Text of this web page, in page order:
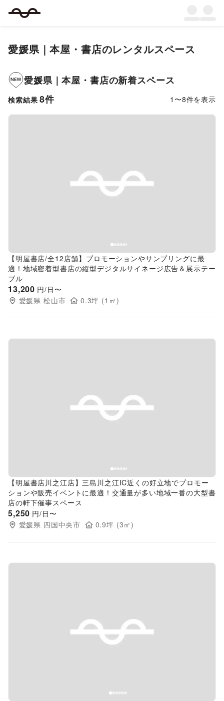
愛媛県｜本屋・書店のレンタルスペース
愛媛県｜本屋・書店の新着スペース
検索結果 8件 1 〜8件を表示
Previous slide
【明屋書店/全12店舗】プロモーションやサンプリングに最
適！地域密着型書店の縦型デジタルサイネージ広告＆展示テー
ブル
13,200 円/日〜
愛媛県 松山市 0.3坪 (1 ㎡)
Previous slide
【明屋書店川之江店】三島川之江IC近くの好立地でプロモー
ションや販売イベントに最適！交通量が多い地域一番の大型書
店の軒下催事スペース
5,250 円/日〜
愛媛県 四国中央市 0.9坪 (3㎡)
Previous slide